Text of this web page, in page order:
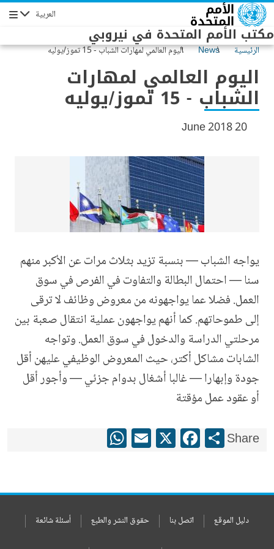
Skip to main content العربية
مكتب الأمم المتحدة في نيروبي
الرئيسية News اليوم العالمي لمهارات الشباب - 15 تموز/يوليه
اليوم العالمي لمهارات
الشباب - 15 تموز/يوليه
20 June 2018
يواجه الشباب — بنسبة تزيد بثلاث مرات عن الأكبر منهم
سنا — احتمال البطالة والتفاوت في الفرص في سوق
العمل. فضلا عما يواجهونه من معروض وظائف لا ترقى
إلى طموحاتهم. كما أنهم يواجهون عملية انتقال صعبة بين
مرحلتي الدراسة والدخول في سوق العمل. وتواجه
الشابات مشاكل أكتر، حيث المعروض الوظيفي عليهن أقل
جودة وإبهارا — غالبا أشغال بدوام جزئي — وأجور أقل
أو عقود عمل مؤقتة
Share
Share
Facebook
X
Email
WhatsApp
دليل الموقع اتصل بنا حقوق النشر والطبع أسئلة شائعة